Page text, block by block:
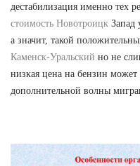
дестабилизация именно тех
стоимость Новотроицк Запад
а значит, такой
Каменск-Уральский но не
низкая цена на бензин
дополнительной волны